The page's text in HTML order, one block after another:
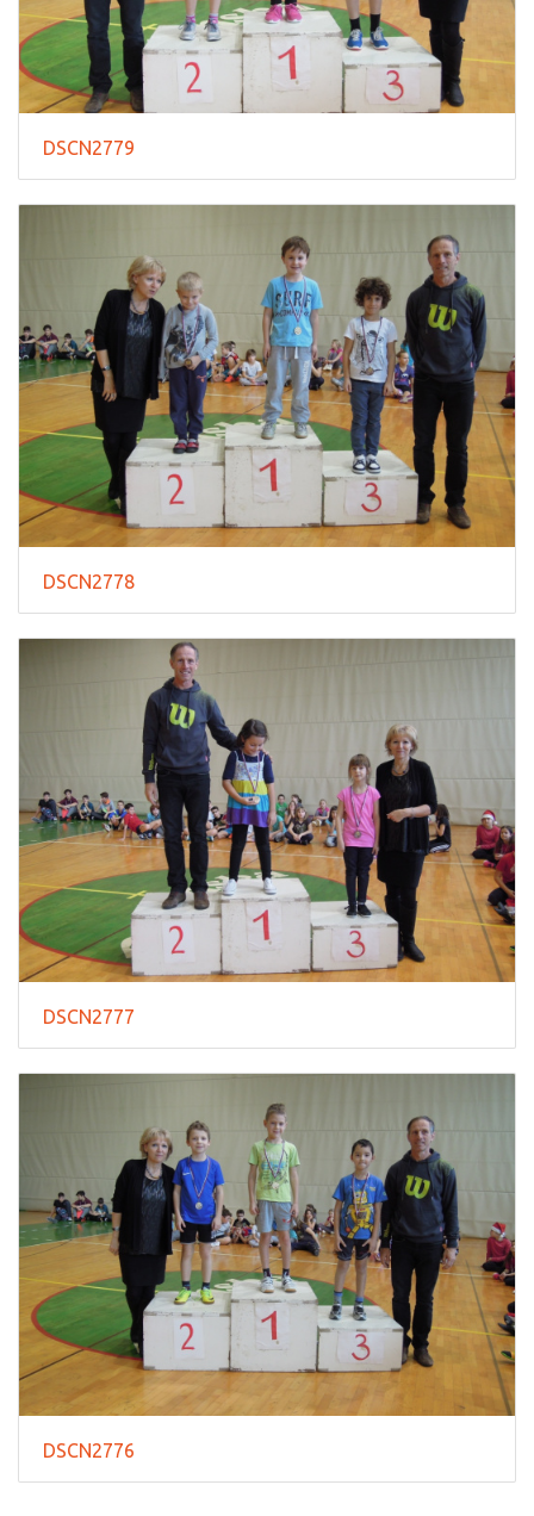
DSCN2779
DSCN2778
DSCN2777
DSCN2776